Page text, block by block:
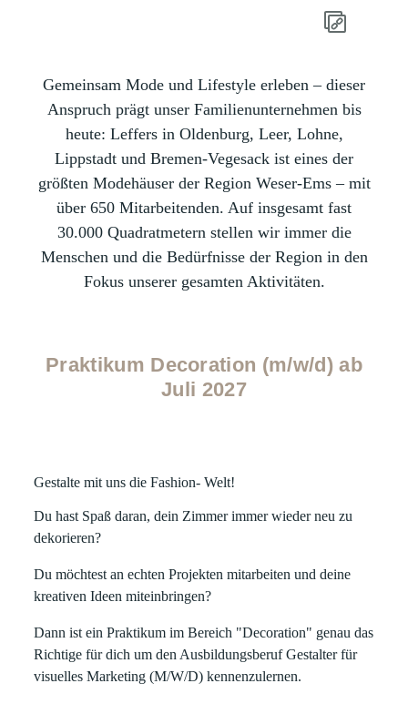
Gemeinsam Mode und Lifestyle erleben – dieser
Anspruch prägt unser Familienunternehmen bis
heute: Leffers in Oldenburg, Leer, Lohne,
Lippstadt und Bremen-Vegesack ist eines der
größten Modehäuser der Region Weser-Ems – mit
über 650 Mitarbeitenden. Auf insgesamt fast
30.000 Quadratmetern stellen wir immer die
Menschen und die Bedürfnisse der Region in den
Fokus unserer gesamten Aktivitäten.
Praktikum Decoration (m/w/d) ab
Juli 2027
Gestalte mit uns die Fashion- Welt!
Du hast Spaß daran, dein Zimmer immer wieder neu zu
dekorieren?
Du möchtest an echten Projekten mitarbeiten und deine
kreativen Ideen miteinbringen?
Dann ist einPraktikum im Bereich "Decoration" genau das
Richtige für dich um den Ausbildungsberuf Gestalter für
visuelles Marketing (M/W/D) kennenzulernen.